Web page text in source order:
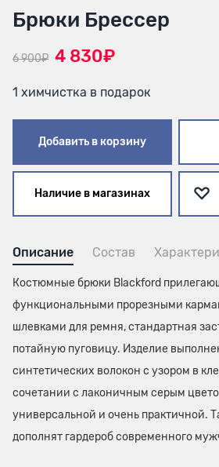
Брюки Брессер
6 900₽ 4 830₽
1 химчистка в подарок
Добавить в корзину
Наличие в магазинах
Описание Состав
Костюмные брюки Blackford
функциональными прорезными
шлевками для ремня, стандартная
потайную пуговицу. Изделие
синтетических волокон с узором в
сочетании с лаконичным серым
универсальной и очень практичной.
дополнят гардероб современного